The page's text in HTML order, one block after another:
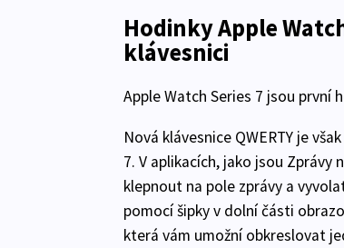
Hodinky Apple
klávesnici
Apple Watch Series 7 jsou první
Nová klávesnice QWERTY je
7. V aplikacích, jako jsou
klepnout na pole zprávy a
pomocí šipky v dolní části
která vám umožní obkreslovat